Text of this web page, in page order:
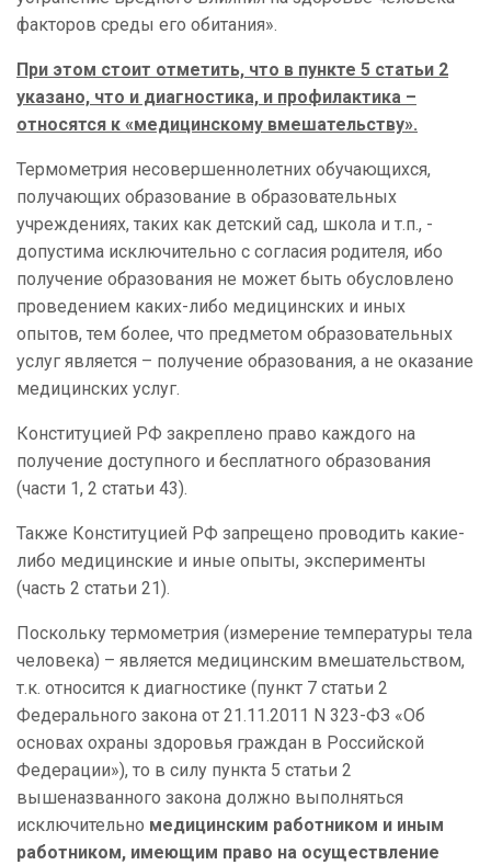
факторов среды его обитания».
При этом стоит отметить, что в пункте 5 статьи 2
указано, что и диагностика, и профилактика –
относятся к «медицинскому вмешательству».
Термометрия несовершеннолетних обучающихся,
получающих образование в образовательных
учреждениях, таких как детский сад, школа и т.п., -
допустима исключительно с согласия родителя, ибо
получение образования не может быть обусловлено
проведением каких-либо медицинских и иных
опытов, тем более, что предметом образовательных
услуг является – получение образования, а не оказание
медицинских услуг.
Конституцией РФ закреплено право каждого на
получение доступного и бесплатного образования
(части 1, 2 статьи 43).
Также Конституцией РФ запрещено проводить какие-
либо медицинские и иные опыты, эксперименты
(часть 2 статьи 21).
Поскольку термометрия (измерение температуры тела
человека) – является медицинским вмешательством,
т.к. относится к диагностике (пункт 7 статьи 2
Федерального закона от 21.11.2011 N 323-ФЗ «Об
основах охраны здоровья граждан в Российской
Федерации»), то в силу пункта 5 статьи 2
вышеназванного закона должно выполняться
исключительно медицинским работником и иным
работником, имеющим право на осуществление